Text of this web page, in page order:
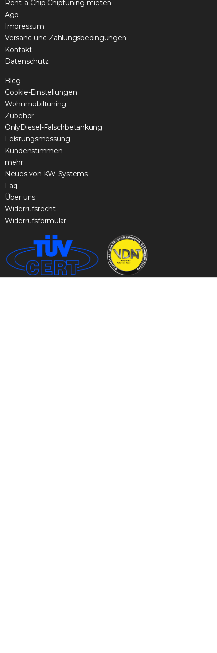
Rent-a-Chip Chiptuning mieten
Agb
Impressum
Versand und Zahlungsbedingungen
Kontakt
Datenschutz
Blog
Cookie-Einstellungen
Wohnmobiltuning
Zubehör
OnlyDiesel-Falschbetankung
Leistungsmessung
Kundenstimmen
mehr
Neues von KW-Systems
Faq
Über uns
Widerrufsrecht
Widerrufsformular